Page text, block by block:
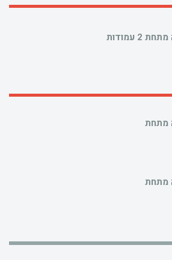
עמודות
מתחת
מתחת